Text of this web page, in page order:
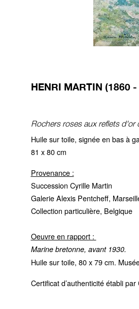
HENRI MARTIN (1860 -
Rochers roses aux reflets d'or
Huile sur toile, signée en bas à
81 x 80 cm
Provenance :
Succession Cyrille Martin
Galerie Alexis Pentcheff,
Collection particulière, Belgique
Oeuvre en rapport :
Marine bretonne, avant 1930.
Huile sur toile, 80 x 79 cm.
Certificat d’authenticité établi